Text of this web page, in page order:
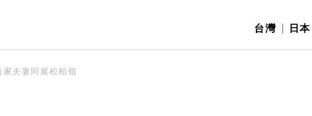
台灣 日本
夫妻同展松柏嶺